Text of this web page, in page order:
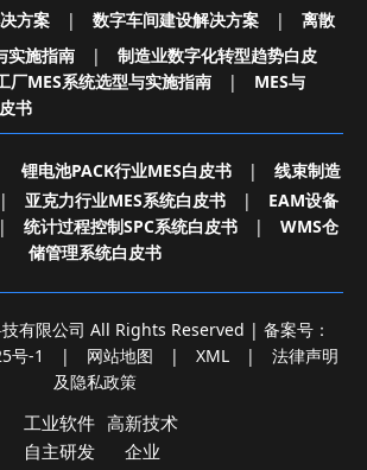
方案 | 数字车间建设解决方案 |
离散
实施指南
|
制造业数字化转型趋势白皮
厂MES系统选型与实施指南 |
MES与
书
锂电池PACK行业MES白皮书 |
线束制造
| 亚克力行业MES系统白皮书 |
EAM设备
| 统计过程控制SPC系统白皮书 |
WMS仓
储管理系统白皮书
有限公司 All Rights Reserved | 备案号：
号-1
| 网站地图 | XML |
法律声明
及隐私政策
工业软件
自主研发
高新技术
企业